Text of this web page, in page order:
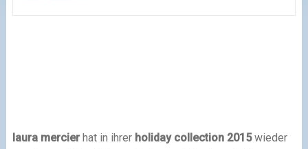
laura mercierhat in ihrer holiday collection 2015wieder